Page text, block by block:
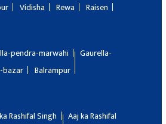
Vidisha Rewa
Raisen
pendra-marwahi
Gaurella-
bazar
Balrampur
Rashifal Singh
Aaj ka Rashifal